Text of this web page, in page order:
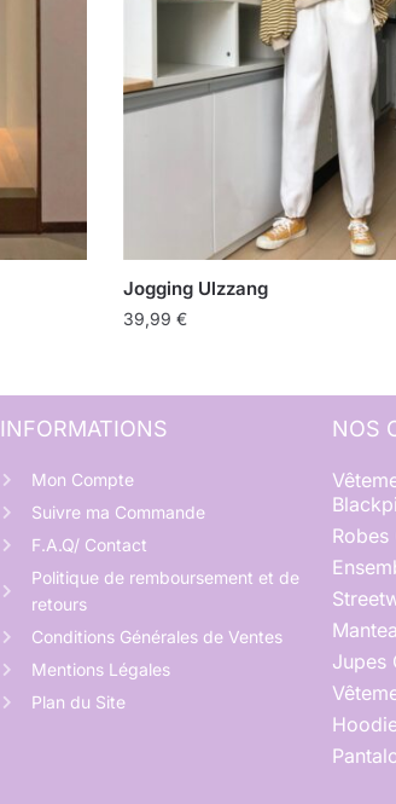
Jogging Ulzzang
39,99 €
INFORMATIONS
Mon Compte
Suivre ma Commande
F.A.Q/ Contact
Politique de remboursement et de
retours
Conditions Générales de Ventes
Mentions Légales
Plan du Site
NOS
Robes
Jupes